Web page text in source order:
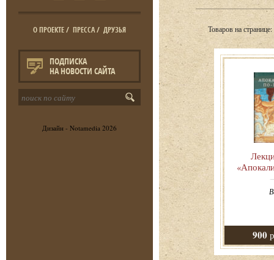
О ПРОЕКТЕ/ ПРЕССА/ ДРУЗЬЯ
ПОДПИСКА
НА НОВОСТИ САЙТА
Дизайн - Notamedia 2026
Товаров на странице:
900